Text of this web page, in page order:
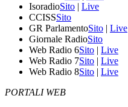
IsoradioSito | Live
CCISSSito
GR ParlamentoSito | Live
Giornale RadioSito
Web Radio 6Sito | Live
Web Radio 7Sito | Live
Web Radio 8Sito | Live
PORTALI WEB